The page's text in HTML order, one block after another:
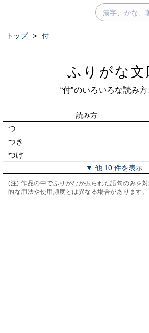
トップ > 付
ふりがな文
“付”のいろいろな読み
読み方
つ
つき
つけ
▼ 他 10 件を表示
(注) 作品の中でふりがなが振られた語句のみを
的な用法や使用頻度とは異なる場合があります。